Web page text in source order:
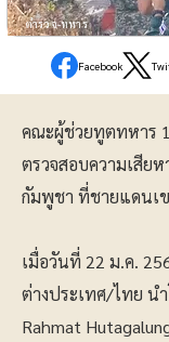
ตำรวจ-ทหาร
Facebook
คณะผู้ช่วยทูตทหาร
ตรวจสอบความเสีย
กัมพูชา ที่ชายแดนเ
เมื่อวันที่ 22 ม.ค.
ต่างประเทศ/ไทย น
Rahmat